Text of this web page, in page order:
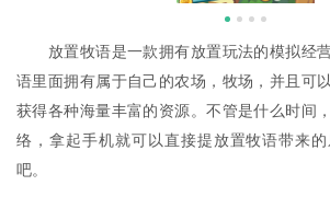
放置牧语是一款拥有放置玩法的模拟经
语里面拥有属于自己的农场，牧场，并且可
获得各种海量丰富的资源。不管是什么时间
络，拿起手机就可以直接提放置牧语带来
吧。